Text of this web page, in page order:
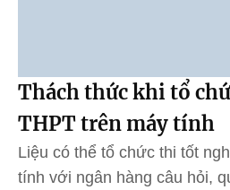
Thách thức khi tổ
THPT trên máy tính
Liệu có thể tổ chức thi tốt
tính với ngân hàng câu hỏi,